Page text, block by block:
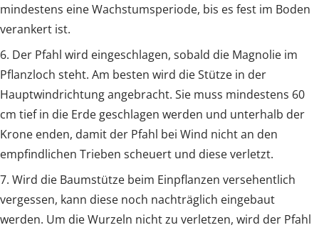
mindestens eine Wachstumsperiode, bis es fest im Boden
verankert ist.
6. Der Pfahl wird eingeschlagen, sobald die Magnolie im
Pflanzloch steht. Am besten wird die Stütze in der
Hauptwindrichtung angebracht. Sie muss mindestens 60
cm tief in die Erde geschlagen werden und unterhalb der
Krone enden, damit der Pfahl bei Wind nicht an den
empfindlichen Trieben scheuert und diese verletzt.
7. Wird die Baumstütze beim Einpflanzen versehentlich
vergessen, kann diese noch nachträglich eingebaut
werden. Um die Wurzeln nicht zu verletzen, wird der Pfahl